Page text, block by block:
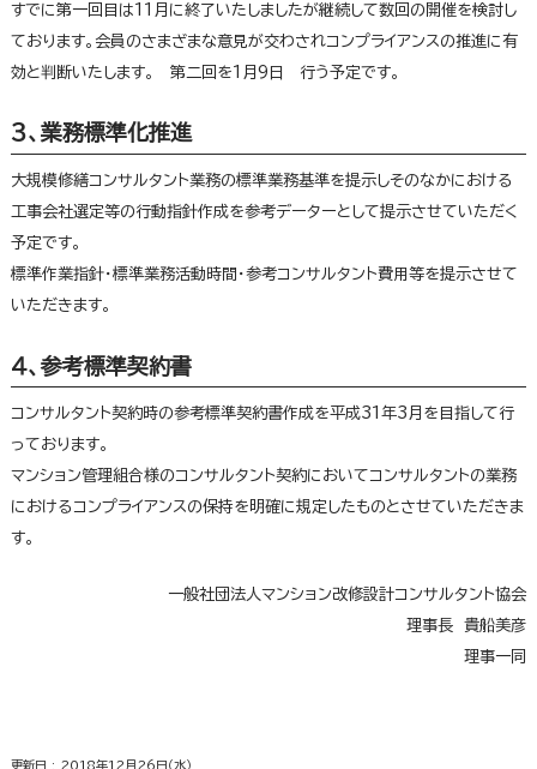
すでに第一回目は11月に終了いたしましたが継続して数回の開催を検討し
ております。会員のさまざまな意見が交わされコンプライアンスの推進に有
効と判断いたします。 第二回を1月9日 行う予定です。
３、業務標準化推進
大規模修繕コンサルタント業務の標準業務基準を提示しそのなかにおける
工事会社選定等の行動指針作成を参考データーとして提示させていただく
予定です。
標準作業指針・標準業務活動時間・参考コンサルタント費用等を提示させて
いただきます。
４、参考標準契約書
コンサルタント契約時の参考標準契約書作成を平成31年3月を目指して行
っております。
マンション管理組合様のコンサルタント契約においてコンサルタントの業務
におけるコンプライアンスの保持を明確に規定したものとさせていただきま
す。
一般社団法人マンション改修設計コンサルタント協会
理事長 貴船美彦
理事一同
更新日 : 2018年12月26日（水）